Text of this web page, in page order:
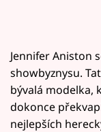
Jennifer Aniston
showbyznysu.
bývalá modelka,
dokonce
nejlepších